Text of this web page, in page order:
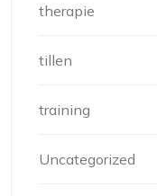
therapie
tillen
training
Uncategorized